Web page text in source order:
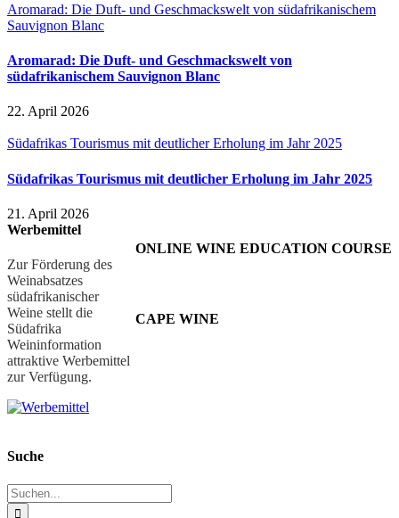
Aromarad: Die Duft- und Geschmackswelt von südafrikanischem
Sauvignon Blanc
Aromarad: Die Duft- und Geschmackswelt von
südafrikanischem Sauvignon Blanc
22. April 2026
Südafrikas Tourismus mit deutlicher Erholung im Jahr 2025
Südafrikas Tourismus mit deutlicher Erholung im Jahr 2025
21. April 2026
ONLINE WINE EDUCATION COURSE
CAPE WINE
Werbemittel
Zur Förderung des
Weinabsatzes
südafrikanischer
Weine stellt die
Südafrika
Weininformation
attraktive Werbemittel
zur Verfügung.
Suche
Suche
nach: